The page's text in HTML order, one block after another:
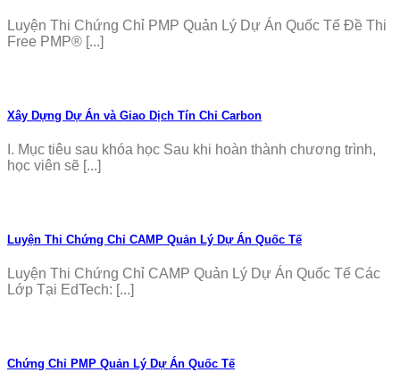
Luyện Thi Chứng Chỉ PMP Quản Lý Dự Án Quốc Tế Đề Thi
Free PMP® [...]
Xây Dựng Dự Án và Giao Dịch Tín Chỉ Carbon
I. Mục tiêu sau khóa học Sau khi hoàn thành chương trình,
học viên sẽ [...]
Luyện Thi Chứng Chỉ CAMP Quản Lý Dự Án Quốc Tế
Luyện Thi Chứng Chỉ CAMP Quản Lý Dự Án Quốc Tế Các
Lớp Tại EdTech: [...]
Chứng Chỉ PMP Quản Lý Dự Án Quốc Tế